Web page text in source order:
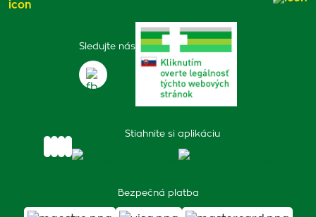
Sledujte nás
Stiahnite si aplikáciu
Bezpečná platba